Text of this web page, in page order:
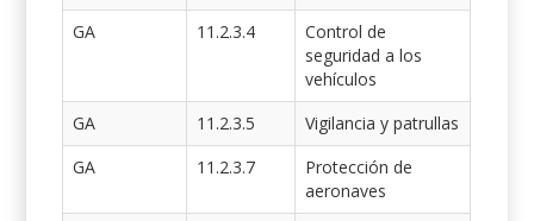
GA
11.2.3.4
Control de
seguridad a los
vehículos
GA
11.2.3.5
Vigilancia y patrullas
GA
11.2.3.7
Protección de
aeronaves